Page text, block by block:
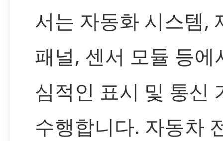
서는 자동화 시스템,
패널, 센서 모듈 등에
심적인 표시 및 통신
수행합니다. 자동차